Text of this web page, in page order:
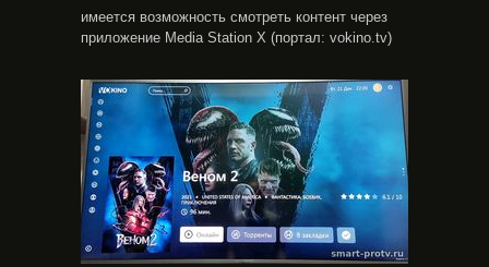
имеется возможность смотреть контент через
приложение Media Station X (портал: vokino.tv)